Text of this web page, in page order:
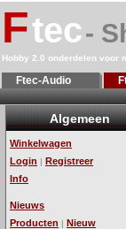
Ftec-
Hobby 2.0 onderdelen voor
Ftec-Audio
Algemeen
Winkelwagen
Login | Registreer
Info
Nieuws
Producten | Nieuw